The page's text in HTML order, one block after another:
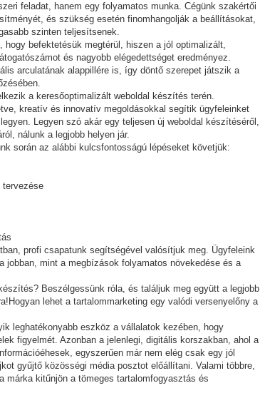
feladat, hanem egy folyamatos munka. Cégünk szakértői
és szükség esetén finomhangolják a beállításokat,
szinten teljesítsenek.
hogy befektetésük megtérül, hiszen a jól optimalizált,
és nagyobb elégedettséget eredményez.
arculatának alappillére is, így döntő szerepet játszik a
a keresőoptimalizált weboldal készítés terén.
kreatív és innovatív megoldásokkal segítik ügyfeleinket
Legyen szó akár egy teljesen új weboldal készítéséről,
nálunk a legjobb helyen jár.
során az alábbi kulcsfontosságú lépéseket követjük:
tervezése
profi csapatunk segítségével valósítjuk meg. Ügyfeleink
jobban, mint a megbízások folyamatos növekedése és a
Beszélgessünk róla, és találjuk meg együtt a legjobb
lehet a tartalommarketing egy valódi versenyelőny a
leghatékonyabb eszköz a vállalatok kezében, hogy
figyelmét. Azonban a jelenlegi, digitális korszakban, ahol a
egyszerűen már nem elég csak egy jól
gyűjtő közösségi média posztot előállítani. Valami többre,
márka kitűnjön a tömeges tartalomfogyasztás és